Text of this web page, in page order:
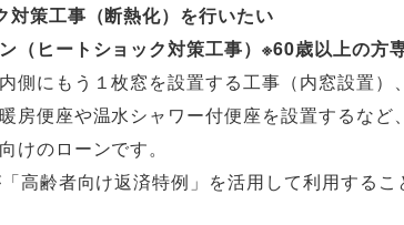
対策工事（断熱化）を行いたい
（ヒートショック対策工事）※60歳以上の方
側にもう１枚窓を設置する工事（内窓設置
房便座や温水シャワー付便座を設置するな
けのローンです。
高齢者向け返済特例」を活用して利用するこ